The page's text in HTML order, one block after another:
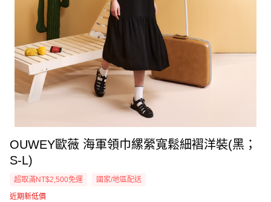
OUWEY歐薇 海軍領巾縲縈寬鬆細褶洋裝(黑；
S-L)
超取滿NT$2,500免運
國家/地區配送
近期新低價